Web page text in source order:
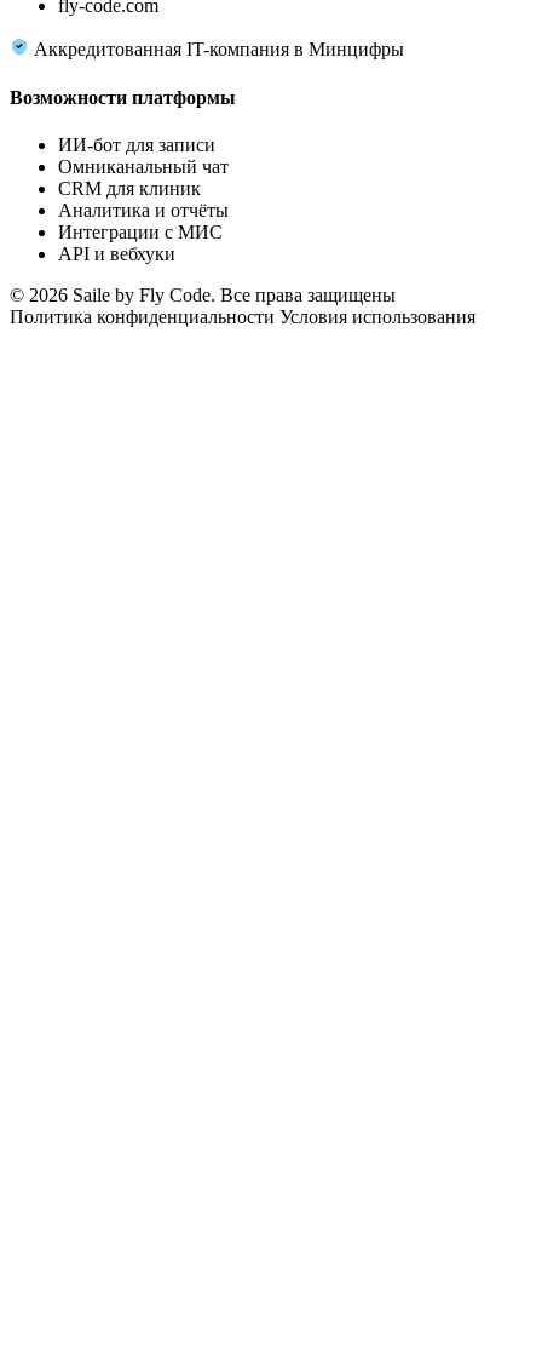
fly-code.com
Аккредитованная IT-компания в Минцифры
Возможности платформы
ИИ-бот для записи
Омниканальный чат
CRM для клиник
Аналитика и отчёты
Интеграции с МИС
API и вебхуки
© 2026 Saile by Fly Code. Все права защищены
Политика конфиденциальности Условия использования